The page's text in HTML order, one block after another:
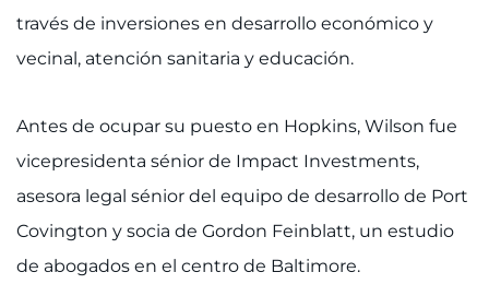
través de inversiones en desarrollo económico y
vecinal, atención sanitaria y educación.
Antes de ocupar su puesto en Hopkins, Wilson fue
vicepresidenta sénior de Impact Investments,
asesora legal sénior del equipo de desarrollo de Port
Covington y socia de Gordon Feinblatt, un estudio
de abogados en el centro de Baltimore.